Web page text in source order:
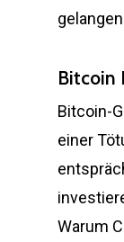
Bitcoin
Bitcoin-
einer
Warum